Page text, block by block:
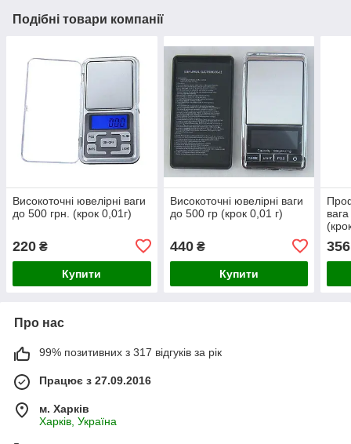
Подібні товари компанії
Високоточні ювелірні ваги
до 500 грн. (крок 0,01г)
220 ₴
Купити
Високоточні ювелірні ваги
до 500 гр (крок 0,01 г)
440₴
Купити
356
Про нас
99% позитивних з 317 відгуків за рік
Працює з 27.09.2016
м. Харків
Харків, Україна